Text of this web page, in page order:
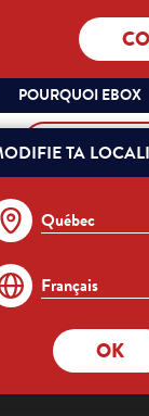
POURQUOI EBOX
TA
OK
MON